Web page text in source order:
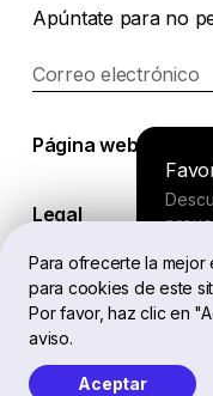
Para ofrecerte la mejor
para cookies de este
Por favor, haz clic en
aviso.
Aceptar
y
Apúntate para no
Correo electrónico
Página web
Legal
Softailed™ Todos los